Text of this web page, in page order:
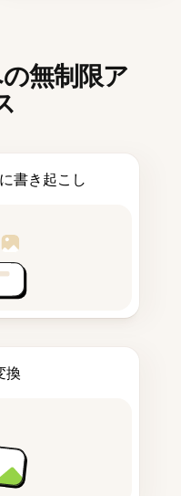
無制限ア
書き起こし
換